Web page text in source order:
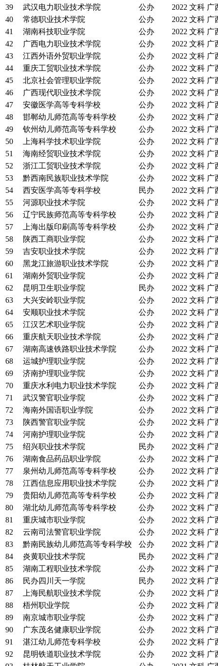
39
武汉电力职业技术学院 公办 2022 文科 广
40
常德职业技术学院 公办 2022 文科 广
41
湖南科技职业学院 公办 2022 文科 广
42
广西电力职业技术学院 公办 2022 文科 广
43
江西外语外贸职业学院 公办 2022 文科 广
44
重庆工贸职业技术学院 公办 2022 文科 广
45
北京社会管理职业学院 公办 2022 文科 广
46
广西现代职业技术学院 公办 2022 文科 广
47
安徽医学高等专科学校 公办 2022 文科 广
48
邯郸幼儿师范高等专科学校 公办 2022 文科 广
49
钦州幼儿师范高等专科学校 公办 2022 文科 广
50
上海科学技术职业学院 公办 2022 文科 广
51
海南经贸职业技术学院 公办 2022 文科 广
52
浙江工贸职业技术学院 公办 2022 文科 广
53
黔西南民族职业技术学院 公办 2022 文科 广
54
西安医学高等专科学校 民办 2022 文科 广
55
河源职业技术学院 公办 2022 文科 广
56
辽宁民族师范高等专科学校 公办 2022 文科 广
57
上海出版印刷高等专科学校 公办 2022 文科 广
58
陕西工商职业学院 公办 2022 文科 广
59
吉安职业技术学院 公办 2022 文科 广
60
黑龙江旅游职业技术学院 公办 2022 文科 广
61
湖南外贸职业学院 公办 2022 文科 广
62
昆明卫生职业学院 民办 2022 文科 广
63
大兴安岭职业学院 公办 2022 文科 广
64
安顺职业技术学院 公办 2022 文科 广
65
江汉艺术职业学院 公办 2022 文科 广
66
重庆航天职业技术学院 公办 2022 文科 广
67
湖南高速铁路职业技术学院 公办 2022 文科 广
68
运城护理职业学院 公办 2022 文科 广
69
济南护理职业学院 公办 2022 文科 广
70
重庆水利电力职业技术学院 公办 2022 文科 广
71
武汉警官职业学院 公办 2022 文科 广
72
海南外国语职业学院 公办 2022 文科 广
73
陕西警官职业学院 公办 2022 文科 广
74
河南护理职业学院 公办 2022 文科 广
75
绍兴职业技术学院 民办 2022 文科 广
76
湖南食品药品职业学院 公办 2022 文科 广
77
泉州幼儿师范高等专科学校 公办 2022 文科 广
78
江西信息应用职业技术学院 公办 2022 文科 广
79
贵阳幼儿师范高等专科学校 公办 2022 文科 广
80
湖北幼儿师范高等专科学校 公办 2022 文科 广
81
重庆城市职业学院 公办 2022 文科 广
82
云南司法警官职业学院 公办 2022 文科 广
83
黔南民族幼儿师范高等专科学校 公办 2022 文科 广
84
炎黄职业技术学院 民办 2022 文科 广
85
湖南工程职业技术学院 公办 2022 文科 广
86
民办四川天一学院 民办 2022 文科 广
87
上海民航职业技术学院 公办 2022 文科 广
88
梧州职业学院 公办 2022 文科 广
89
南京城市职业学院 公办 2022 文科 广
90
广东茂名健康职业学院 公办 2022 文科 广
91
湛江幼儿师范专科学校 公办 2022 文科 广
92
昆明铁道职业技术学院 公办 2022 文科 广